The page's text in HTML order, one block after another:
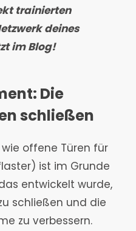
trainierten
deines
im Blog!
Die
schließen
offene Türen für
ist im Grunde
entwickelt wurde,
schließen und die
zu verbessern.